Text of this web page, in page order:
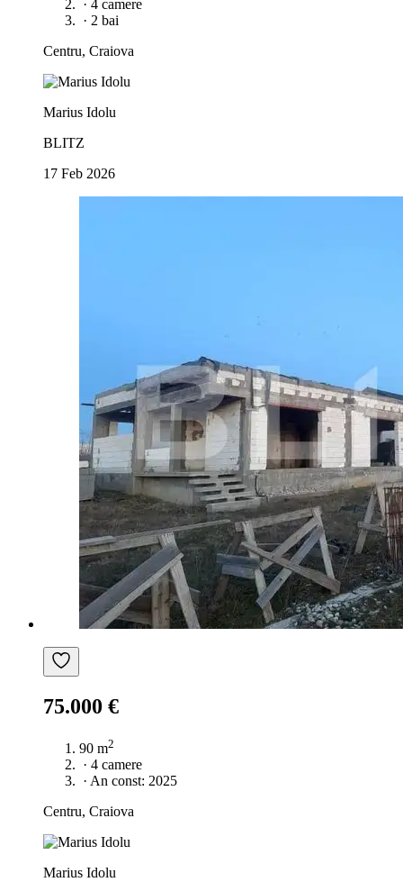
· 4 camere
· 2 bai
Centru, Craiova
Marius Idolu
BLITZ
17 Feb 2026
75.000 €
90 m2
· 4 camere
· An const: 2025
Centru, Craiova
Marius Idolu